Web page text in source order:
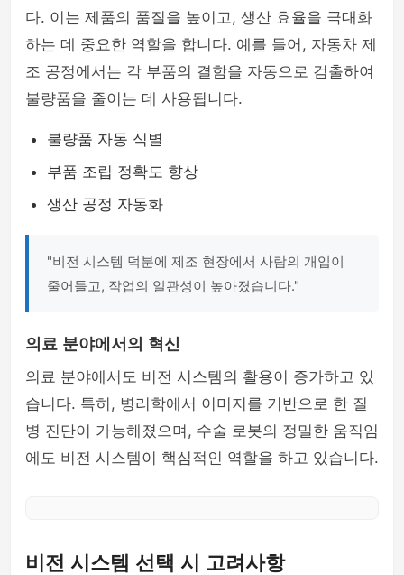
다. 이는 제품의 품질을 높이고, 생산 효율을 극대화
하는 데 중요한 역할을 합니다. 예를 들어, 자동차 제
조 공정에서는 각 부품의 결함을 자동으로 검출하여
불량품을 줄이는 데 사용됩니다.
불량품 자동 식별
부품 조립 정확도 향상
생산 공정 자동화
"비전 시스템 덕분에 제조 현장에서 사람의 개입이
줄어들고, 작업의 일관성이 높아졌습니다."
의료 분야에서의 혁신
의료 분야에서도 비전 시스템의 활용이 증가하고 있
습니다. 특히, 병리학에서 이미지를 기반으로 한 질
병 진단이 가능해졌으며, 수술 로봇의 정밀한 움직임
에도 비전 시스템이 핵심적인 역할을 하고 있습니다.
비전 시스템 선택 시 고려사항